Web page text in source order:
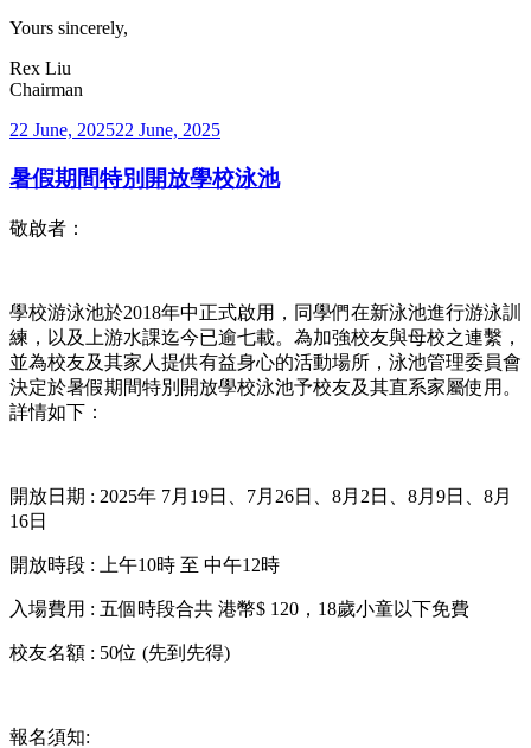
Yours sincerely,
Rex Liu
Chairman
Posted
22 June, 202522 June, 2025
暑假期間特別開放學校泳池
敬啟者：
學校游泳池於2018年中正式啟用，同學們在新泳池進行游泳訓
練，以及上游水課迄今已逾七載。為加強校友與母校之連繫，
並為校友及其家人提供有益身心的活動場所，泳池管理委員會
決定於暑假期間特別開放學校泳池予校友及其直系家屬使用。
詳情如下：
開放日期 : 2025年 7月19日、7月26日、8月2日、8月9日、8月
16日
開放時段 : 上午10時 至 中午12時
入場費用 : 五個時段合共 港幣$ 120，18歲小童以下免費
校友名額 : 50位 (先到先得)
報名須知: